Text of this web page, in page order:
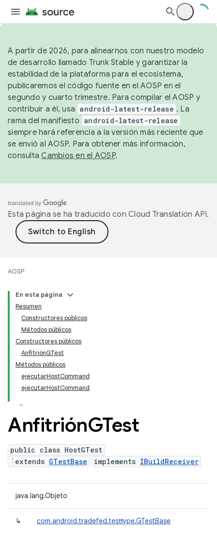
A partir de 2026, para alinearnos con nuestro modelo
de desarrollo llamado Trunk Stable y garantizar la
estabilidad de la plataforma para el ecosistema,
publicaremos el código fuente en el AOSP en el
segundo y cuarto trimestre. Para compilar el AOSP y
contribuir a él, usa android-latest-release . La
rama del manifiesto android-latest-release
siempre hará referencia a la versión más reciente que
se envió al AOSP. Para obtener más información,
consultaCambios en el AOSP.
Esta página se ha traducido con Cloud Translation API.
AOSP
En esta página
Resumen
Constructores públicos
Métodos públicos
Constructores públicos
AnfitriónGTest
Métodos públicos
ejecutarHostCommand
ejecutarHostCommand
AnfitriónGTest
public class HostGTest
extends GTestBase implements IBuildReceiver
java.lang.Objeto
↳ com.android.tradefed.testtype.GTestBase